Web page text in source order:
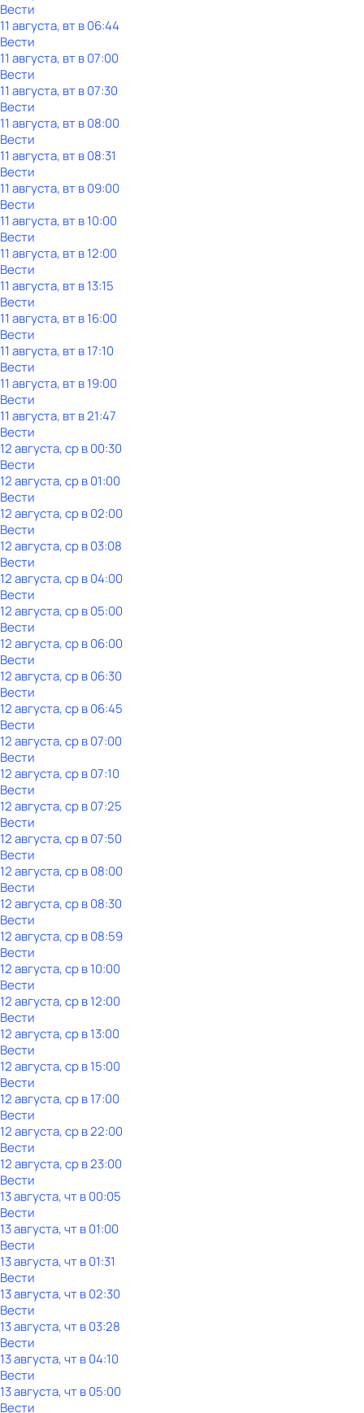
Вести
11 августа, вт в 06:44
Вести
11 августа, вт в 07:00
Вести
11 августа, вт в 07:30
Вести
11 августа, вт в 08:00
Вести
11 августа, вт в 08:31
Вести
11 августа, вт в 09:00
Вести
11 августа, вт в 10:00
Вести
11 августа, вт в 12:00
Вести
11 августа, вт в 13:15
Вести
11 августа, вт в 16:00
Вести
11 августа, вт в 17:10
Вести
11 августа, вт в 19:00
Вести
11 августа, вт в 21:47
Вести
12 августа, ср в 00:30
Вести
12 августа, ср в 01:00
Вести
12 августа, ср в 02:00
Вести
12 августа, ср в 03:08
Вести
12 августа, ср в 04:00
Вести
12 августа, ср в 05:00
Вести
12 августа, ср в 06:00
Вести
12 августа, ср в 06:30
Вести
12 августа, ср в 06:45
Вести
12 августа, ср в 07:00
Вести
12 августа, ср в 07:10
Вести
12 августа, ср в 07:25
Вести
12 августа, ср в 07:50
Вести
12 августа, ср в 08:00
Вести
12 августа, ср в 08:30
Вести
12 августа, ср в 08:59
Вести
12 августа, ср в 10:00
Вести
12 августа, ср в 12:00
Вести
12 августа, ср в 13:00
Вести
12 августа, ср в 15:00
Вести
12 августа, ср в 17:00
Вести
12 августа, ср в 22:00
Вести
12 августа, ср в 23:00
Вести
13 августа, чт в 00:05
Вести
13 августа, чт в 01:00
Вести
13 августа, чт в 01:31
Вести
13 августа, чт в 02:30
Вести
13 августа, чт в 03:28
Вести
13 августа, чт в 04:10
Вести
13 августа, чт в 05:00
Вести